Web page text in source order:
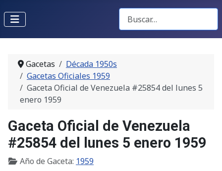
Buscar Gacetas
Gacetas
Década 1950s
Gacetas Oficiales 1959
Gaceta Oficial de Venezuela #25854 del lunes 5
enero 1959
Gaceta Oficial de Venezuela
#25854 del lunes 5 enero 1959
Año de Gaceta: 1959